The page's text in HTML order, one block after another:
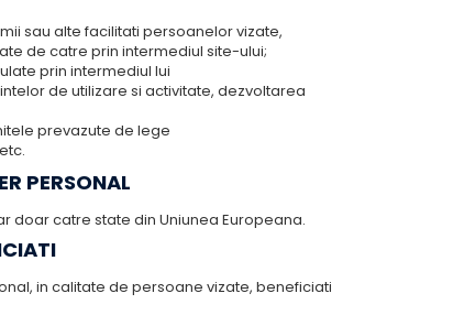
sau alte facilitati persoanelor vizate,
de catre prin intermediul site-ului;
prin intermediul lui
de utilizare si activitate, dezvoltarea
prevazute de lege
PERSONAL
doar catre state din Uniunea Europeana.
in calitate de persoane vizate, beneficiati